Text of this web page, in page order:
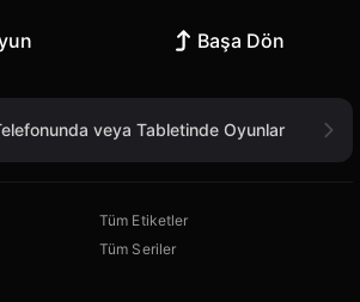
Başa Dön
veya Tabletinde Oyunlar
Tüm Etiketler
Tüm Seriler